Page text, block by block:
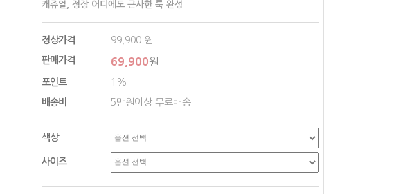
캐쥬얼, 정장 어디에도 근사한 룩 완성
정상가격 99,900원
판매가격 69,900원
포인트 1%
배송비 5만원이상 무료배송
색상
사이즈